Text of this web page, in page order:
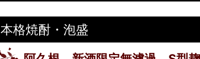
本格焼酎・泡盛